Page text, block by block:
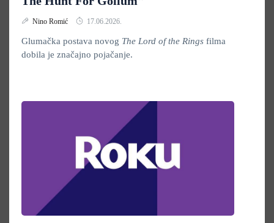
Nino Romić 17.06.2026.
Glumačka postava novog The Lord of the Rings filma
dobila je značajno pojačanje.